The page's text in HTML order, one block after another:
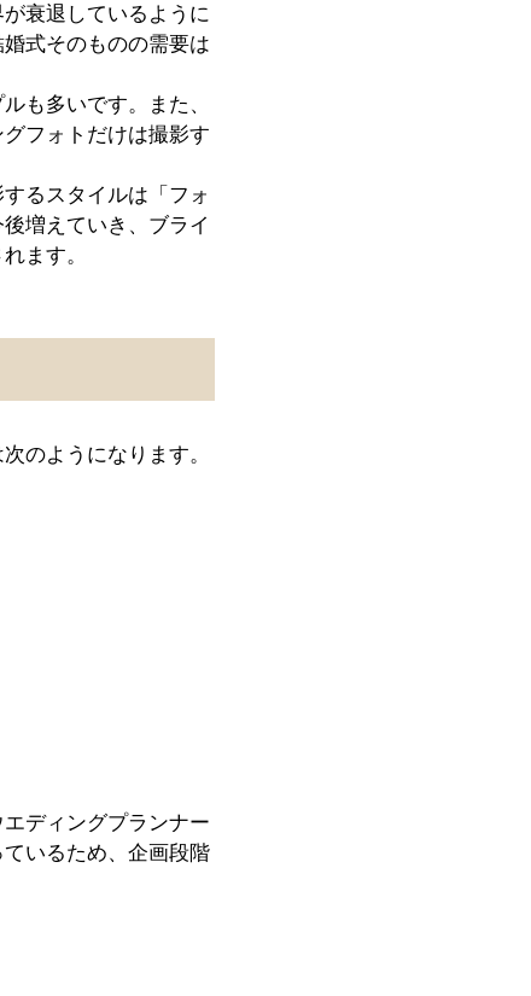
衰退しているように
式そのものの需要は
も多いです。また、
フォトだけは撮影す
るスタイルは「フォ
増えていき、ブライ
ます。
のようになります。
ディングプランナー
いるため、企画段階